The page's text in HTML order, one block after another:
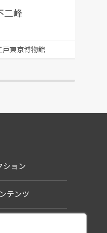
二峰
戸東京博物館
ション
テンツ